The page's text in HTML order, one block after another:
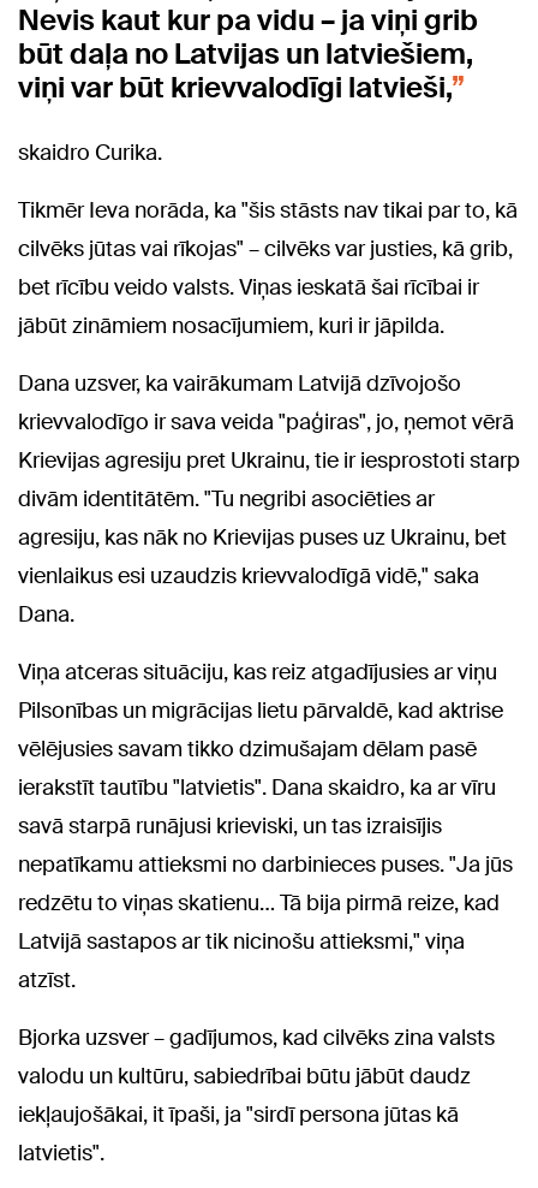
Nevis kaut kur pa vidu – ja viņi grib
būt daļa no Latvijas un latviešiem,
viņi var būt krievvalodīgi latvieši,
skaidro Curika.
Tikmēr Ieva norāda, ka "šis stāsts nav tikai par to, kā
cilvēks jūtas vai rīkojas" – cilvēks var justies, kā grib,
bet rīcību veido valsts. Viņas ieskatā šai rīcībai ir
jābūt zināmiem nosacījumiem, kuri ir jāpilda.
Dana uzsver, ka vairākumam Latvijā dzīvojošo
krievvalodīgo ir sava veida "paģiras", jo, ņemot vērā
Krievijas agresiju pret Ukrainu, tie ir iesprostoti starp
divām identitātēm. "Tu negribi asociēties ar
agresiju, kas nāk no Krievijas puses uz Ukrainu, bet
vienlaikus esi uzaudzis krievvalodīgā vidē," saka
Dana.
Viņa atceras situāciju, kas reiz atgadījusies ar viņu
Pilsonības un migrācijas lietu pārvaldē, kad aktrise
vēlējusies savam tikko dzimušajam dēlam pasē
ierakstīt tautību "latvietis". Dana skaidro, ka ar vīru
savā starpā runājusi krieviski, un tas izraisījis
nepatīkamu attieksmi no darbinieces puses. "Ja jūs
redzētu to viņas skatienu… Tā bija pirmā reize, kad
Latvijā sastapos ar tik nicinošu attieksmi," viņa
atzīst.
Bjorka uzsver – gadījumos, kad cilvēks zina valsts
valodu un kultūru, sabiedrībai būtu jābūt daudz
iekļaujošākai, it īpaši, ja "sirdī persona jūtas kā
latvietis".